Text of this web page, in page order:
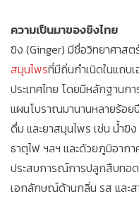
ความเป็นมาของขิงไทย
ขิง (Ginger) มีชื่อวิทยาศาส
สมุนไพรที่มีถิ่นกำเนิดในแถบ
ประเทศไทย โดยมีหลักฐานก
แผนโบราณมานานหลายร้อย
ดื่ม และยาสมุนไพร เช่น น้ำขิ
ธาตุไฟ ฯลฯ และด้วยภูมิอา
ประสบการณ์การปลูกสืบทอด
เอกลักษณ์ด้านกลิ่น รส และ